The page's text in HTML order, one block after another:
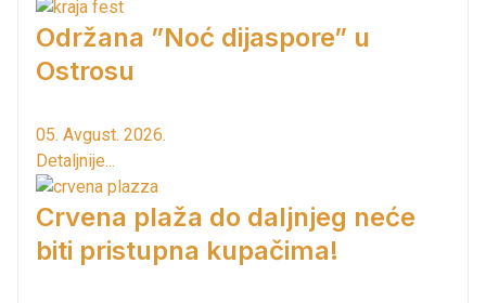
Održana ”Noć dijaspore” u
Ostrosu
05. Avgust. 2026.
Detaljnije...
Crvena plaža do daljnjeg neće
biti pristupna kupačima!